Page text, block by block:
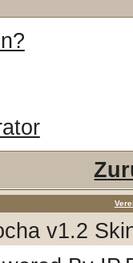
v1.2